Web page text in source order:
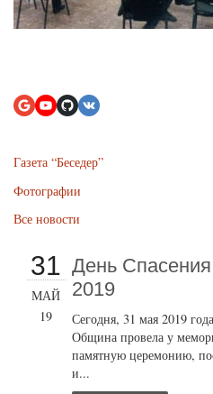
Газета “Беседер”
Фотографии
Все новости
31
МАЙ
19
День
2019
Сегодня, 31 мая 2019
Община провела у
памятную церемонию,
и...